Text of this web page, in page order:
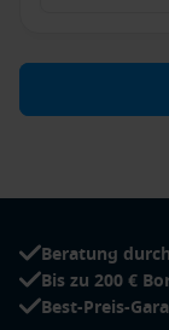
Beratung
Bis zu 200 €
Best-Preis-